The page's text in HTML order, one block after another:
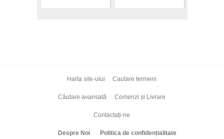
Harta site-ului Cautare termeni
Căutare avansată Comenzi și Livrare
Contactați-ne
Despre Noi Politica de confidențialitate